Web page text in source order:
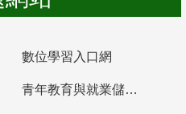
數位學習入口網
青年教育與就業儲蓄帳戶